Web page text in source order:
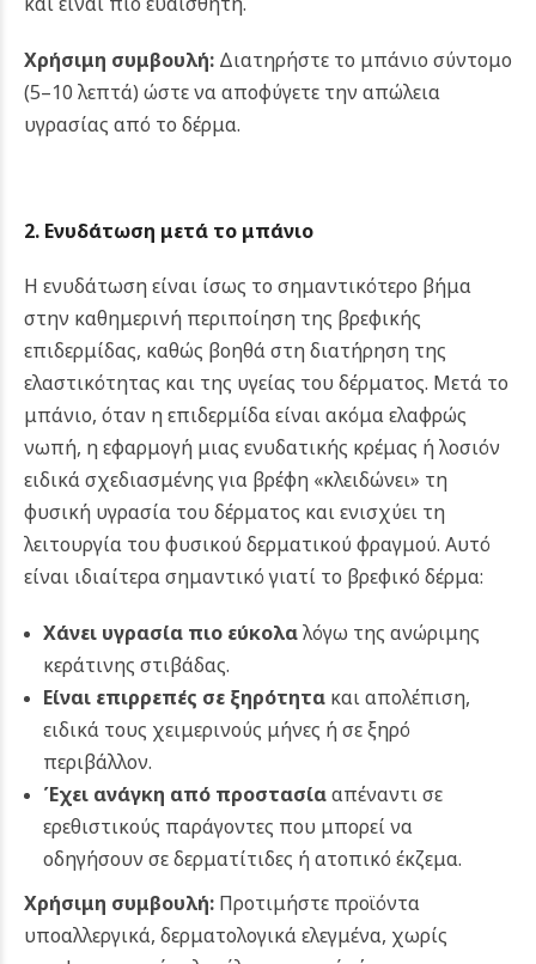
Χρήσιμη συμβουλή: Διατηρήστε το μπάνιο σύντομο
(5–10 λεπτά) ώστε να αποφύγετε την απώλεια
υγρασίας από το δέρμα.
2. Ενυδάτωση μετά το μπάνιο
Η ενυδάτωση είναι ίσως το σημαντικότερο βήμα
στην καθημερινή περιποίηση της βρεφικής
επιδερμίδας, καθώς βοηθά στη διατήρηση της
ελαστικότητας και της υγείας του δέρματος. Μετά το
μπάνιο, όταν η επιδερμίδα είναι ακόμα ελαφρώς
νωπή, η εφαρμογή μιας ενυδατικής κρέμας ή λοσιόν
ειδικά σχεδιασμένης για βρέφη «κλειδώνει» τη
φυσική υγρασία του δέρματος και ενισχύει τη
λειτουργία του φυσικού δερματικού φραγμού. Αυτό
είναι ιδιαίτερα σημαντικό γιατί το βρεφικό δέρμα:
Χάνει υγρασία πιο εύκολαλόγω της ανώριμης
κεράτινης στιβάδας.
Είναι επιρρεπές σε ξηρότητακαι απολέπιση,
ειδικά τους χειμερινούς μήνες ή σε ξηρό
περιβάλλον.
Έχει ανάγκη από προστασίααπέναντι σε
ερεθιστικούς παράγοντες που μπορεί να
οδηγήσουν σε δερματίτιδες ή ατοπικό έκζεμα.
Χρήσιμη συμβουλή: Προτιμήστε προϊόντα
υποαλλεργικά, δερματολογικά ελεγμένα, χωρίς